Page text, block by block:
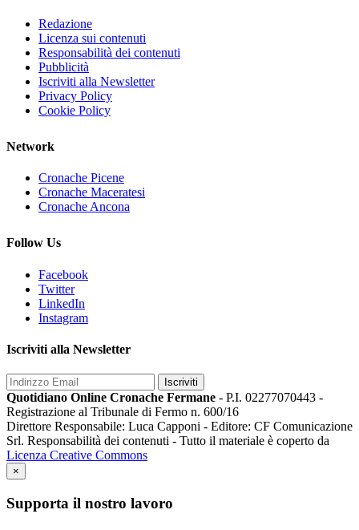
Redazione
Licenza sui contenuti
Responsabilità dei contenuti
Pubblicità
Iscriviti alla Newsletter
Privacy Policy
Cookie Policy
Network
Cronache Picene
Cronache Maceratesi
Cronache Ancona
Follow Us
Facebook
Twitter
LinkedIn
Instagram
Iscriviti alla Newsletter
Iscriviti
Quotidiano Online Cronache Fermane - P.I. 02277070443 -
Registrazione al Tribunale di Fermo n. 600/16
Direttore Responsabile: Luca Capponi - Editore: CF Comunicazione
Srl. Responsabilità dei contenuti - Tutto il materiale è coperto da
Licenza Creative Commons
×
Supporta il nostro lavoro